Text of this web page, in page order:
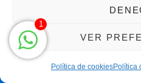
VER
Política de cookiesPolítica
Aviso legal
Política de Privacidad
Clic para llamar
1